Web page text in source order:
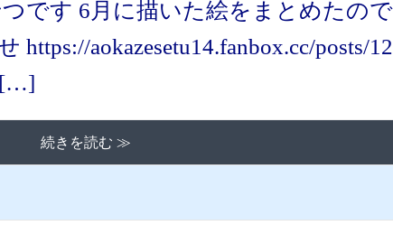
です 6月に描いた絵をまとめたの
aokazesetu14.fanbox.cc/posts/
[…]
続きを読む ≫